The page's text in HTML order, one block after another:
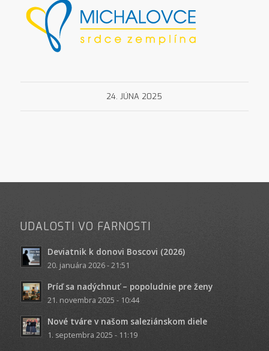
24. JÚNA 2025
UDALOSTI VO FARNOSTI
Deviatnik k donovi Boscovi (2026)
20. januára 2026 - 21:51
Príď sa nadýchnuť – popoludnie pre ženy
21. novembra 2025 - 10:44
Nové tváre v našom saleziánskom diele
1. septembra 2025 - 11:19